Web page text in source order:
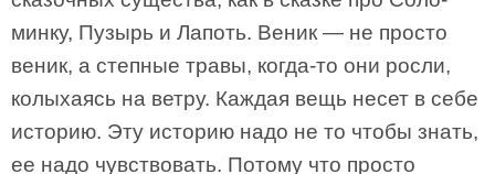
минку, Пузырь и Лапоть. Веник — не просто
веник, а степные травы, когда-то они росли,
колыхаясь на ветру. Каждая вещь несет в себе
историю. Эту историю надо не то чтобы знать,
ее надо чувствовать. Потому что просто